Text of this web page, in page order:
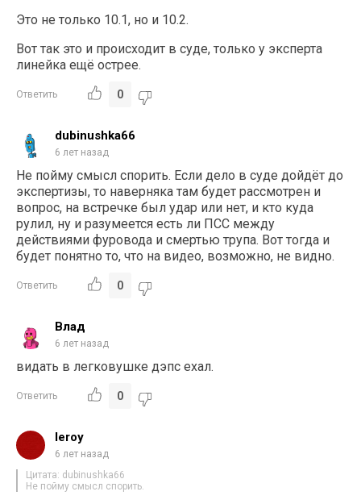
Это не только 10.1, но и 10.2.
Вот так это и происходит в суде, только у эксперта
линейка ещё острее.
Ответить 0
dubinushka66
6 лет назад
Не пойму смысл спорить. Если дело в суде дойдёт до
экспертизы, то наверняка там будет рассмотрен и
вопрос, на встречке был удар или нет, и кто куда
рулил, ну и разумеется есть ли ПСС между
действиями фуровода и смертью трупа. Вот тогда и
будет понятно то, что на видео, возможно, не видно.
Ответить 0
Влад
6 лет назад
видать в легковушке дэпс ехал.
Ответить 0
leroy
6 лет назад
Цитата: dubinushka66
Не пойму смысл спорить.